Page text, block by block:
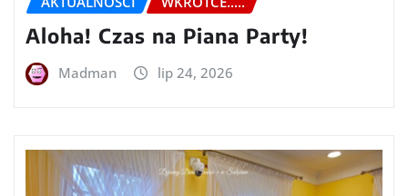
Aloha! Czas na Piana Party!
Madman lip 24, 2026